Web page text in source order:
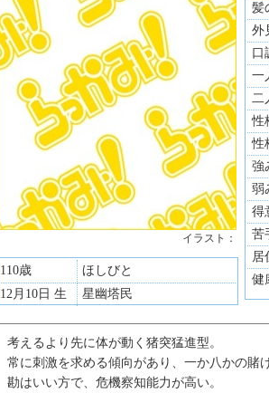
イラスト：
110歳
ほしびと
12月10日 生
星幽塔民
髪
外
口
一
二
性
性
強
弱
得
苦
居
健
考えるより先に体が動く猪突猛進型。
常に刺激を求める傾向があり、一か八かの賭
勘はいい方で、危機察知能力が高い。